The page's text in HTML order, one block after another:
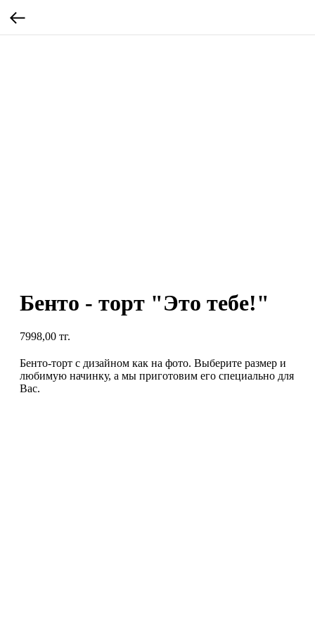
Бенто - торт "Это тебе!"
7998,00 тг.
Бенто-торт с дизайном как на фото. Выберите размер и
любимую начинку, а мы приготовим его специально для
Вас.